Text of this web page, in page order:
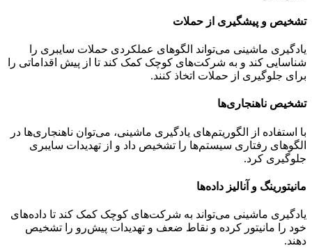
تشخیص و پیشگیری از حملات
یادگیری ماشینی می‌تواند الگوهای عملکردی حملات سایبری را
شناسایی کند و به شرکت‌های کوچک کمک کند تا از پیش اقداماتی را
برای جلوگیری از حملات اتخاذ کنند.
تشخیص ناهنجاری‌ها
با استفاده از الگوریتم‌های یادگیری ماشینی، می‌توان ناهنجاری‌ها در
الگوهای رفتاری سیستم‌ها را تشخیص داد و از تهدیدات سایبری
جلوگیری کرد.
مانیتورینگ و آنالیز داده‌ها
یادگیری ماشینی می‌تواند به شرکت‌های کوچک کمک کند تا داده‌های
خود را مانیتور کرده و نقاط ضعف و تهدیدات پیش‌رو را تشخیص
دهند.